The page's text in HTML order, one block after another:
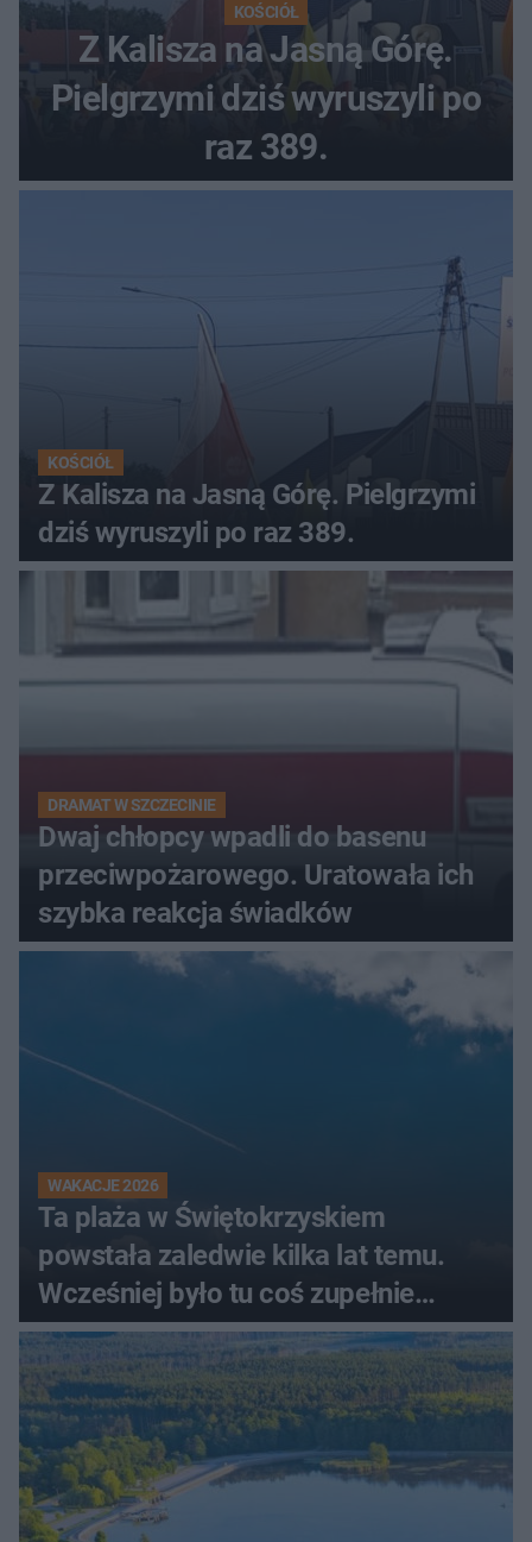
KOŚCIÓŁ
Z Kalisza na Jasną Górę.
Pielgrzymi dziś wyruszyli po
raz 389.
KOŚCIÓŁ
Z Kalisza na Jasną Górę. Pielgrzymi
dziś wyruszyli po raz 389.
DRAMAT W SZCZECINIE
Dwaj chłopcy wpadli do basenu
przeciwpożarowego. Uratowała ich
szybka reakcja świadków
WAKACJE 2026
Ta plaża w Świętokrzyskiem
powstała zaledwie kilka lat temu.
Wcześniej było tu coś zupełnie
innego